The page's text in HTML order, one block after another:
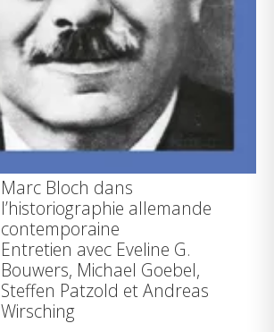
Marc Bloch dans
l’historiographie allemande
contemporaine
Entretien avec Eveline G.
Bouwers, Michael Goebel,
Steffen Patzold et Andreas
Wirsching